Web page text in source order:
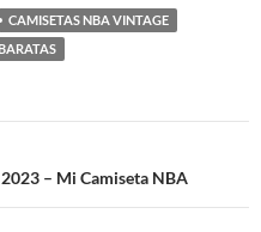
CAMISETAS NBA VINTAGE
– Mi Camiseta NBA